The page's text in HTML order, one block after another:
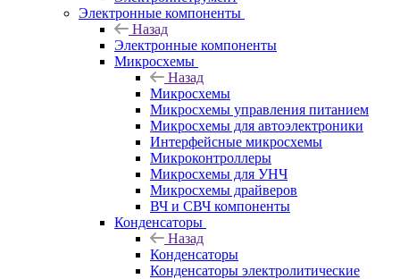
Электронные компоненты
Назад
Электронные компоненты
Микросхемы
Назад
Микросхемы
Микросхемы управления питанием
Микросхемы для автоэлектроники
Интерфейсные микросхемы
Микроконтроллеры
Микросхемы для УНЧ
Микросхемы драйверов
ВЧ и СВЧ компоненты
Конденсаторы
Назад
Конденсаторы
Конденсаторы электролитические